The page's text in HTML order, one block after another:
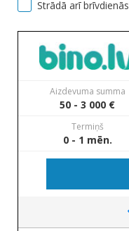
Strādā arī brīvdienās
Aizdevuma summa
50 - 3 000 €
Termiņš
0 - 1 mēn.